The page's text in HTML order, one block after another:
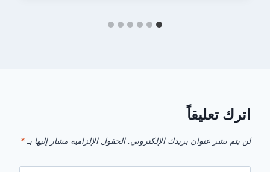
اترك تعليقاً
لن يتم نشر عنوان بريدك الإلكتروني. الحقول الإلزامية مشار إليها بـ *